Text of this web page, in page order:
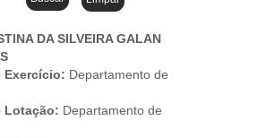
DA SILVEIRA GALAN
Exercício: Departamento de
Lotação: Departamento de